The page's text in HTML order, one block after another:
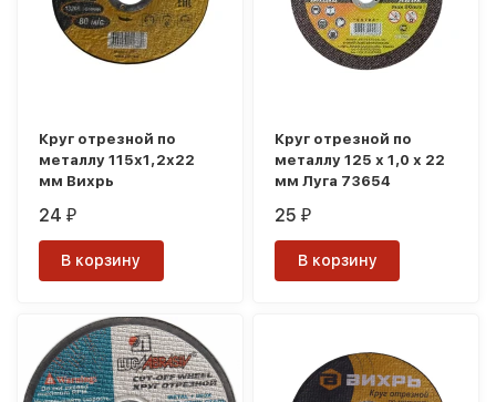
Круг отрезной по
металлу 115х1,2х22
мм Вихрь
24₽
В корзину
Круг отрезной по
металлу 125 х 1,0 х 22
мм Луга 73654
25₽
В корзину